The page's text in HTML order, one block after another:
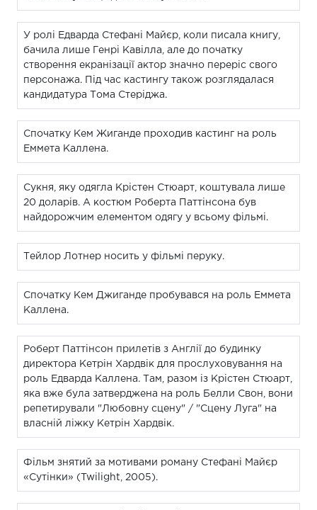
У ролі Едварда Стефані Майєр, коли писала книгу,
бачила лише Генрі Кавілла, але до початку
створення екранізації актор значно переріс свого
персонажа. Під час кастингу також розглядалася
кандидатура Тома Стеріджа.
Спочатку Кем Жиганде проходив кастинг на роль
Еммета Каллена.
Сукня, яку одягла Крістен Стюарт, коштувала лише
20 доларів. А костюм Роберта Паттінсона був
найдорожчим елементом одягу у всьому фільмі.
Тейлор Лотнер носить у фільмі перуку.
Спочатку Кем Джиганде пробувався на роль Еммета
Каллена.
Роберт Паттінсон прилетів з Англії до будинку
директора Кетрін Хардвік для прослуховування на
роль Едварда Каллена. Там, разом із Крістен Стюарт,
яка вже була затверджена на роль Белли Свон, вони
репетирували "Любовну сцену" / "Сцену Луга" на
власній ліжку Кетрін Хардвік.
Фільм знятий за мотивами роману Стефані Майєр
«Сутінки» (Twilight, 2005).